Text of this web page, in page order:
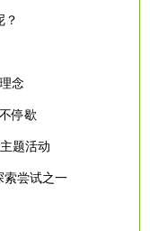
？
念
停歇
题活动
索尝试之一